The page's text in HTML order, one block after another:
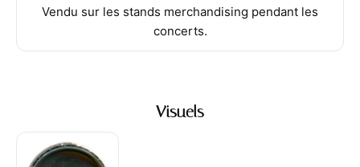
Vendu sur les stands merchandising pendant les
concerts.
Visuels